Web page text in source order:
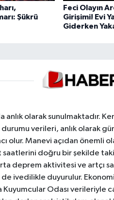
Şükrü
Feci Olayın
Girişimi! Evi
Giderken
olarak sunulmaktadır.
verileri, anlık olarak
olur. Manevi açıdan
saatlerini doğru bir şekilde
deprem aktivitesi ve artçı
ivedilikle duyurulur.
Odası verileriyle